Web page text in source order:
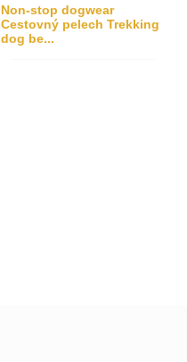
Non-stop dogwear
Cestovný pelech Trekking
dog be...